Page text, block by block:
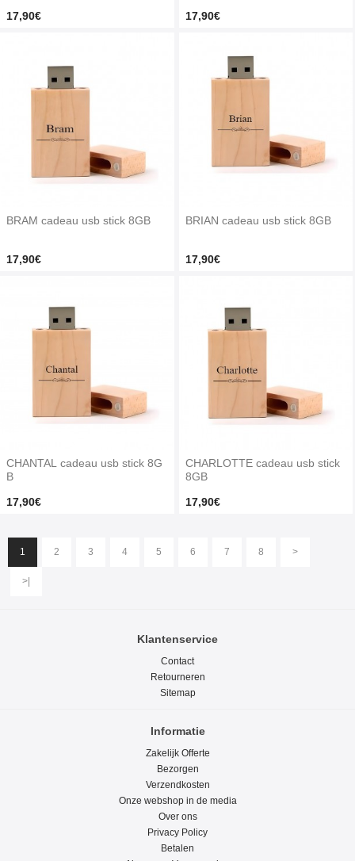
17,90€
17,90€
BRAM cadeau usb stick 8GB
17,90€
BRIAN cadeau usb stick 8GB
17,90€
CHANTAL cadeau usb stick 8G
B
17,90€
CHARLOTTE cadeau usb stick
8GB
17,90€
1 2 3 4 5 6 7 8 >
>|
Klantenservice
Contact
Retourneren
Sitemap
Informatie
Zakelijk Offerte
Bezorgen
Verzendkosten
Onze webshop in de media
Over ons
Privacy Policy
Betalen